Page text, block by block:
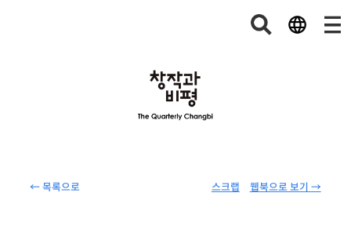
← 목록으로 웹북으로 보기 →
스크랩